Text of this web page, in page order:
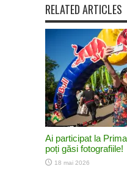
RELATED ARTICLES
Ai participat la
poți găsi fotografiile!
18 mai 2026